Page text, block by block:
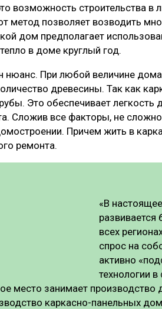
возможность строительства в
метод позволяет возводить
дом предполагает
в доме круглый год.
нюанс. При любой величине дома
древесины. Так как
Это обеспечивает
Сложив все факторы, не
Причем жить в
ремонта.
«В
всех
спрос на
активно
технологии
место занимает производство
каркасно-панельных